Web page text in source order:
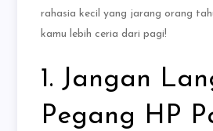
rahasia kecil yang jarang orang
kamu lebih ceria dari pagi!
1. Jangan
Pegang HP